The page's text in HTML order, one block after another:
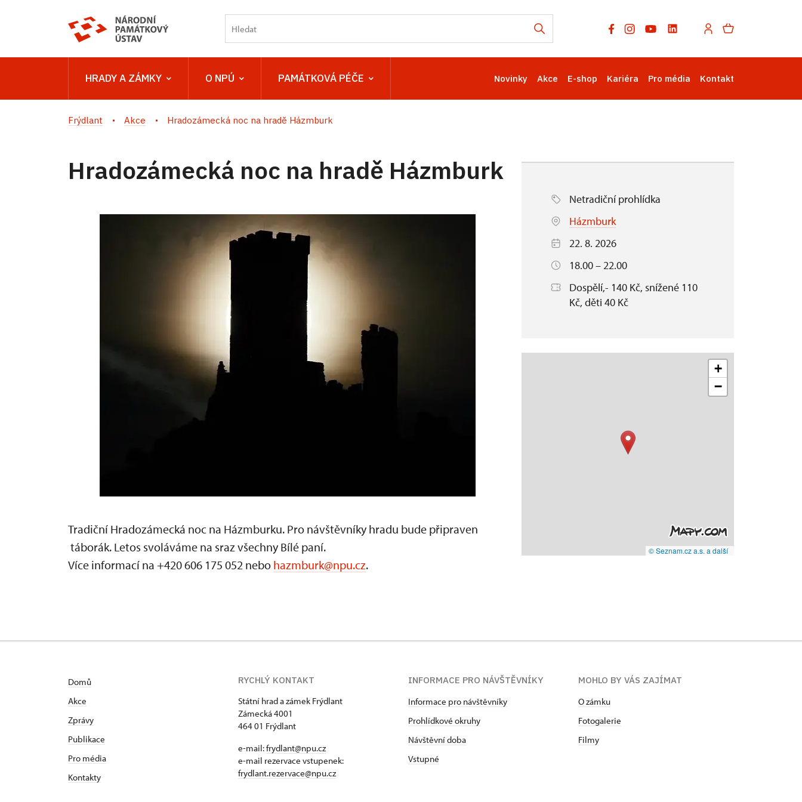
HRADY A ZÁMKY O NPÚ PAMÁTKOVÁ PÉČE Novinky Akce E-shop Kariéra Pro média Kontakt
Frýdlant Akce Hradozámecká noc na hradě Házmburk
Hradozámecká noc na hradě Házmburk
Tradiční Hradozámecká noc na Házmburku. Pro návštěvníky hradu bude připraven
táborák. Letos svoláváme na sraz všechny Bílé paní.
Více informací na +420 606 175 052 nebo hazmburk@npu.cz.
Netradiční prohlídka
Házmburk
22. 8. 2026
18.00 – 22.00
Dospělí,- 140 Kč, snížené 110
Kč, děti 40 Kč
+
−
© Seznam.cz a.s. a další
Domů
Akce
Zprávy
Publikace
Pro média
Kontakty
RYCHLÝ KONTAKT
Státní hrad a zámek Frýdlant
Zámecká 4001
464 01 Frýdlant
e-mail:frydlant@npu.cz
e-mail rezervace vstupenek:
frydlant.rezervace@npu.cz
INFORMACE PRO NÁVŠTĚVNÍKY
Informace pro návštěvníky
Prohlídkové okruhy
Návštěvní doba
Vstupné
MOHLO BY VÁS ZAJÍMAT
O zámku
Fotogalerie
Filmy